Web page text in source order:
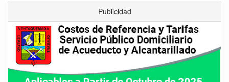
Publicidad